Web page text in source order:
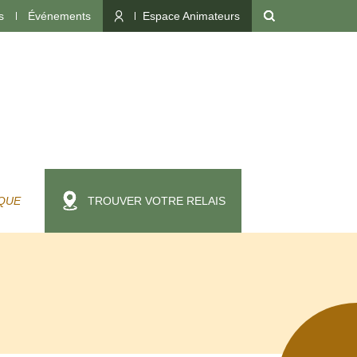
Événements Espace Animateurs
TROUVER VOTRE RELAIS